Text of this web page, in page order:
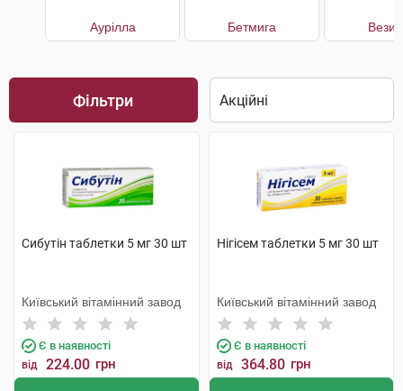
Аурілла Бетмига
Фільтри
Сибутін таблетки 5 мг 30 шт
Київський вітамінний завод
Є в наявності
від 224.00 грн
Нігісем таблетки 5 мг 30 шт
Київський вітамінний завод
Є в наявності
від 364.80 грн